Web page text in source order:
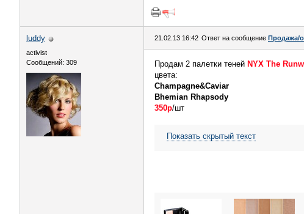
luddy
activist
Сообщений: 309
21.02.13 16:42 Ответ на сообщение Продажа/
Продам 2 палетки теней NYX The
цвета:
Champagne&Caviar
Bhemian Rhapsody
350р/шт
Показать скрытый текст